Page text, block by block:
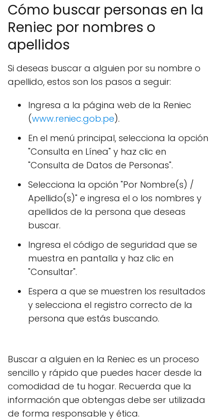
Cómo buscar personas en la
Reniec por nombres o
apellidos
Si deseas buscar a alguien por su nombre o
apellido, estos son los pasos a seguir:
Ingresa a la página web de la Reniec
(www.reniec.gob.pe).
En el menú principal, selecciona la opción
"Consulta en Línea" y haz clic en
"Consulta de Datos de Personas".
Selecciona la opción "Por Nombre(s) /
Apellido(s)" e ingresa el o los nombres y
apellidos de la persona que deseas
buscar.
Ingresa el código de seguridad que se
muestra en pantalla y haz clic en
"Consultar".
Espera a que se muestren los resultados
y selecciona el registro correcto de la
persona que estás buscando.
Buscar a alguien en la Reniec es un proceso
sencillo y rápido que puedes hacer desde la
comodidad de tu hogar. Recuerda que la
información que obtengas debe ser utilizada
de forma responsable y ética.